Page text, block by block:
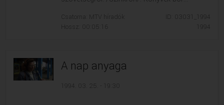
Csatorna: MTV híradók
Hossz: 00:05:16
ID: 03031_1994
1994
A nap anyaga
1994. 03. 25. - 19:30